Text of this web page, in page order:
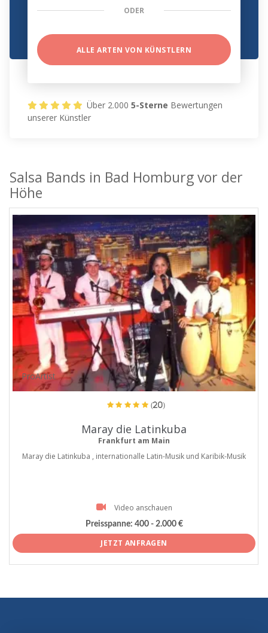
ODER
ALLE ARTEN VON KÜNSTLERN
Über 2.0005-Sterne Bewertungen
unserer Künstler
Salsa Bands in Bad Homburg vor der
Höhe
ProArtist
(20)
Maray die Latinkuba
Frankfurt am Main
Maray die Latinkuba , internationalle Latin-Musik und Karibik-Musik
Video anschauen
Preisspanne: 400 - 2.000 €
JETZT ANFRAGEN